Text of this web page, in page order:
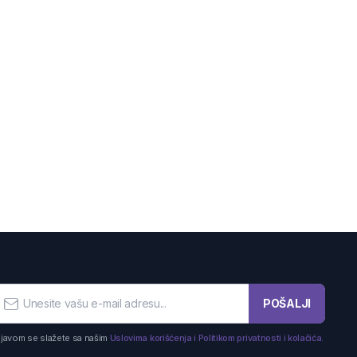
POŠALJI
se slažete sa našim Uslovima korišćenja i Politikom privatnosti i kolačića.